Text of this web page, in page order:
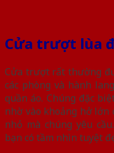
Cửa trượt lùa
Cửa trượt rất thường
các phòng và hành
quần áo. Chúng đặc
nhờ vào khoảng hở lớn
nhỏ mà chúng yêu
bạn có tầm nhìn tuyệt